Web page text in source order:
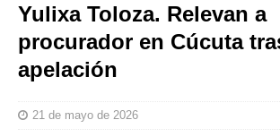
Yulixa Toloza. Relevan a
procurador en Cúcuta
apelación
21 de mayo de 2026